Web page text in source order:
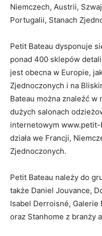
Niemczech, Austrii,
Portugalii, Stanach
Petit Bateau dysponuje
ponad 400 sklepów
jest obecna w Europie,
Zjednoczonych i na
Bateau można znaleźć w
dużych salonach
internetowym
działa we Francji,
Zjednoczonych.
Petit Bateau należy do
także Daniel Jouvance,
Isabel Derroisné,
oraz Stanhome z branży